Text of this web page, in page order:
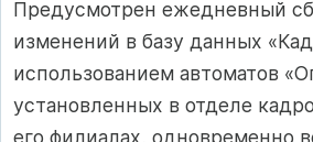
Предусмотрен ежедневный
изменений в базу данных
использованием автоматов
установленных в отделе
его филиалах, одновременно